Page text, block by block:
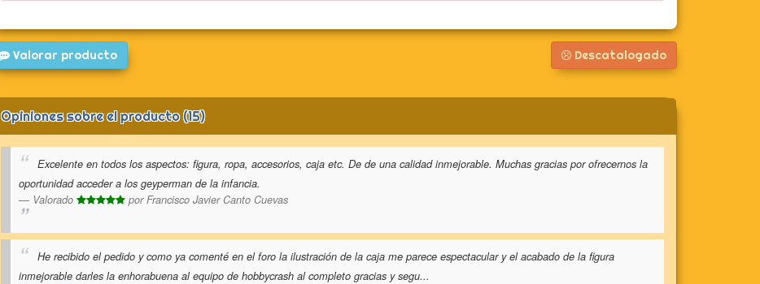
Valorar producto Descatalogado
Opiniones sobre el producto (15)
Excelente en todos los aspectos: figura, ropa, accesorios, caja etc. De de una calidad inmejorable. Muchas gracias por ofrecernos la
oportunidad acceder a los geyperman de la infancia.
Valorado
porFrancisco Javier Canto Cuevas
He recibido el pedido y como ya comenté en el foro la ilustración de la caja me parece espectacular y el acabado de la figura
inmejorable darles la enhorabuena al equipo de hobbycrash al completo gracias y segu...